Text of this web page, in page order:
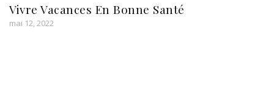
Vivre Vacances En Bonne Santé
mai 12, 2022